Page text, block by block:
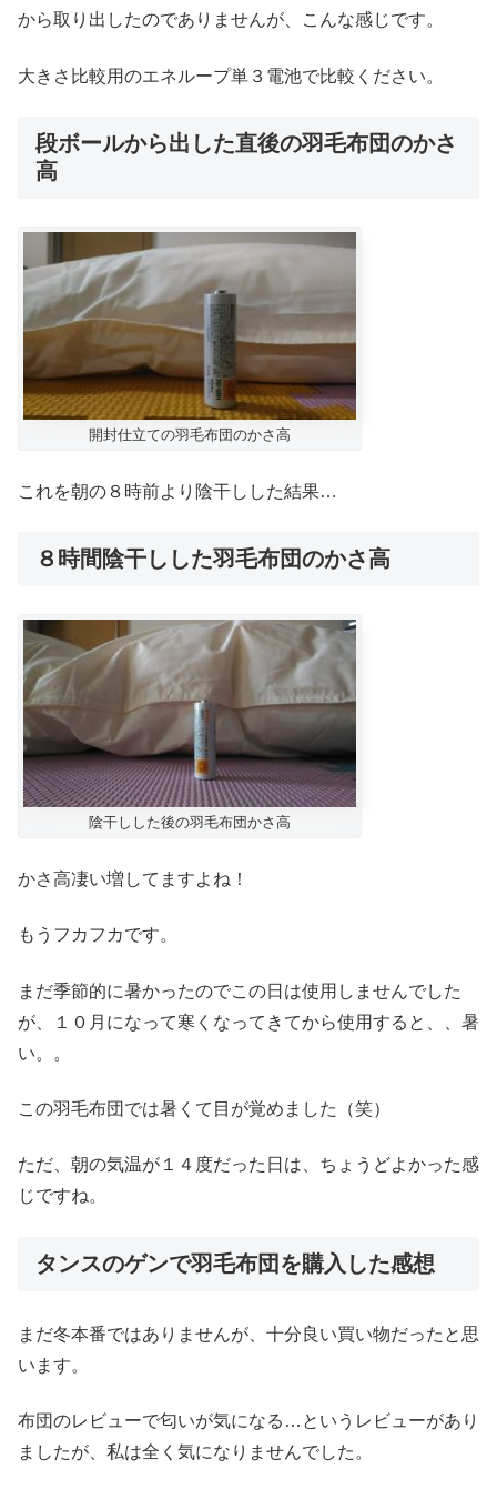
から取り出したのでありませんが、こんな感じです。
大きさ比較用のエネループ単３電池で比較ください。
段ボールから出した直後の羽毛布団のかさ
高
開封仕立ての羽毛布団のかさ高
これを朝の８時前より陰干しした結果…
８時間陰干しした羽毛布団のかさ高
陰干しした後の羽毛布団かさ高
かさ高凄い増してますよね！
もうフカフカです。
まだ季節的に暑かったのでこの日は使用しませんでした
が、１０月になって寒くなってきてから使用すると、、暑
い。。
この羽毛布団では暑くて目が覚めました（笑）
ただ、朝の気温が１４度だった日は、ちょうどよかった感
じですね。
タンスのゲンで羽毛布団を購入した感想
まだ冬本番ではありませんが、十分良い買い物だったと思
います。
布団のレビューで匂いが気になる…というレビューがあり
ましたが、私は全く気になりませんでした。